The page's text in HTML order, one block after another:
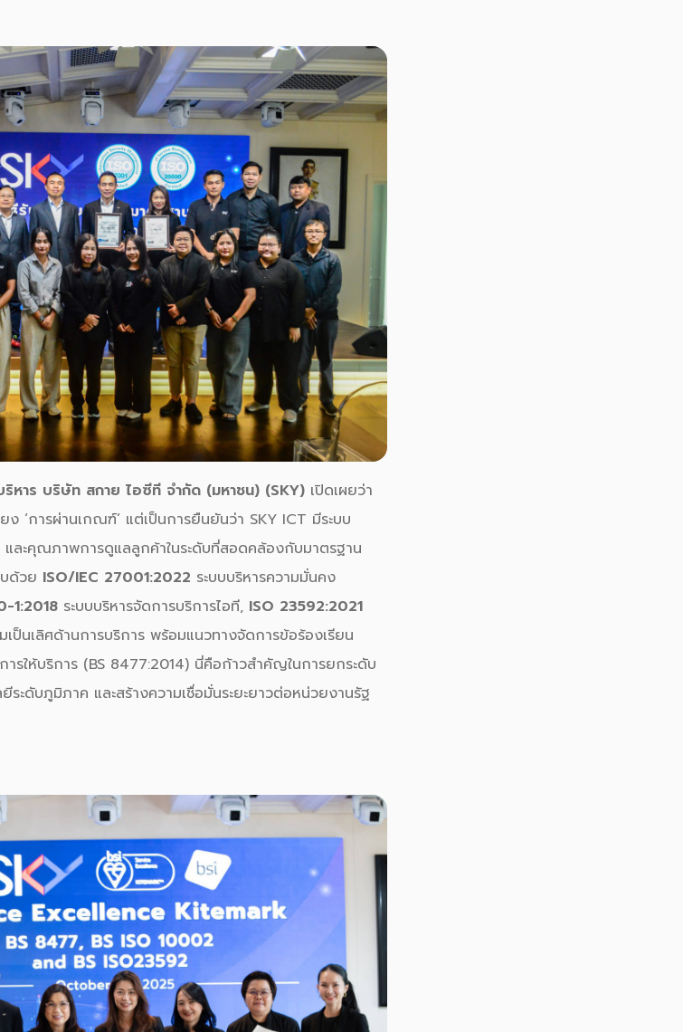
ริหาร บริษัท สกาย ไอซีที จำกัด (มหาชน) (SKY) เปิดเผยว่า
‘การผ่านเกณฑ์’ แต่เป็นการยืนยันว่า SKY ICT มีระบบ
และคุณภาพการดูแลลูกค้าในระดับที่สอดคล้องกับมาตรฐาน
ด้วย ISO/IEC 27001:2022 ระบบบริหารความมั่นคง
1:2018 ระบบบริหารจัดการบริการไอที, ISO 23592:2021
เป็นเลิศด้านการบริการ พร้อมแนวทางจัดการข้อร้องเรียน
รให้บริการ (BS 8477:2014) นี่คือก้าวสำคัญในการยกระดับ
ระดับภูมิภาค และสร้างความเชื่อมั่นระยะยาวต่อหน่วยงานรัฐ